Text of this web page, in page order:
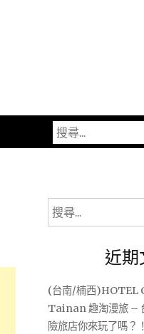
搜
尋
字:
搜
尋
近期
(台南/楠西)HOTEL
Tainan 趣淘漫旅 –
險旅店你來玩了嗎？！